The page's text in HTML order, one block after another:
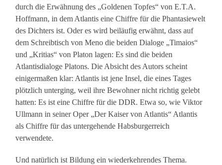
durch die Erwähnung des „Goldenen Topfes“ von E.T.A.
Hoffmann, in dem Atlantis eine Chiffre für die Phantasiewelt
des Dichters ist. Oder es wird beiläufig erwähnt, dass auf
dem Schreibtisch von Meno die beiden Dialoge „Timaios“
und „Kritias“ von Platon lagen: Es sind die beiden
Atlantisdialoge Platons. Die Absicht des Autors scheint
einigermaßen klar: Atlantis ist jene Insel, die eines Tages
plötzlich unterging, weil ihre Bewohner nicht richtig gelebt
hatten: Es ist eine Chiffre für die DDR. Etwa so, wie Viktor
Ullmann in seiner Oper „Der Kaiser von Atlantis“ Atlantis
als Chiffre für das untergehende Habsburgerreich
verwendete.
Und natürlich ist Bildung ein wiederkehrendes Thema.